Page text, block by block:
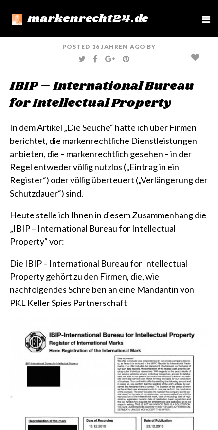
markenrecht24.de
e
POSTED 16 JAHREN AGO BY
T
W
E
F
A
O
G
O
L
E
P
I
R
T
IBIP – International Bureau
for Intellectual Property
In dem Artikel „Die Seuche“ hatte ich über Firmen
berichtet, die markenrechtliche Dienstleistungen
anbieten, die – markenrechtlich gesehen – in der
Regel entweder völlig nutzlos („Eintrag in ein
Register“) oder völlig überteuert („Verlängerung der
Schutzdauer“) sind.
Heute stelle ich Ihnen in diesem Zusammenhang die
„IBIP – International Bureau for Intellectual
Property“ vor:
Die IBIP – International Bureau for Intellectual
Property gehört zu den Firmen, die, wie
nachfolgendes Schreiben an eine Mandantin von
PKL Keller Spies Partnerschaft